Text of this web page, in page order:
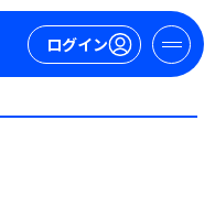
ログイン